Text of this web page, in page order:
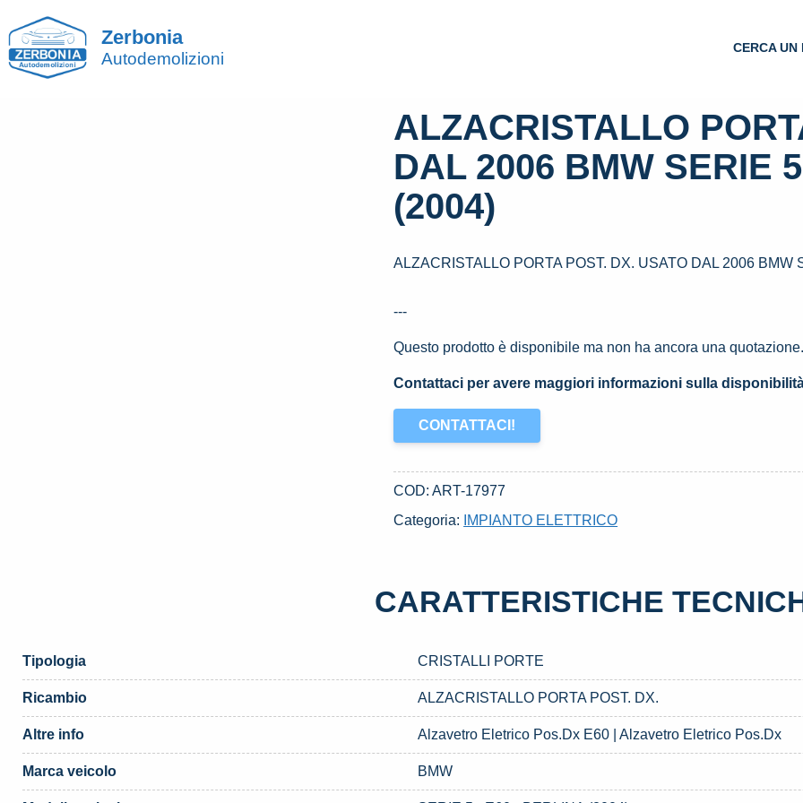
Zerbonia
Autodemolizioni
CERCA UN
ALZACRISTALLO
DAL 2006 BMW SERIE
(2004)
ALZACRISTALLO PORTA POST. DX. USATO DAL 2006 BMW
---
Questo prodotto è disponibile ma non ha ancora una
Contattaci per avere maggiori informazioni sulla
CONTATTACI!
COD:ART-17977
Categoria:
IMPIANTO ELETTRICO
CARATTERISTICHE
Tipologia CRISTALLI PORTE
Ricambio ALZACRISTALLO PORTA POST. DX.
Altre info Alzavetro Eletrico Pos.Dx E60 | Alzavetro Eletrico Pos.Dx
Marca veicolo BMW